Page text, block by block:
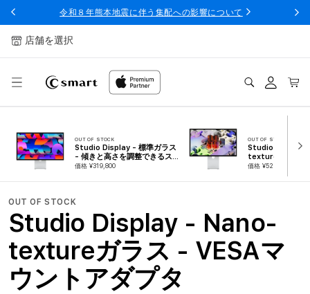
プ
令和８年熊本地震に伴う集配への影響について
店舗を選択
イン
ト
OUT OF STOCK
Studio Display - 標準ガラス
- 傾きと高さを調整できるスタ
ンド
価格 ¥319,800
OUT OF STOCK
Studio Display
textureガラス -
調整できるスタン
価格 ¥529,800
OUT OF STOCK
Studio Display - Nano-
textureガラス - VESAマ
ウントアダプタ